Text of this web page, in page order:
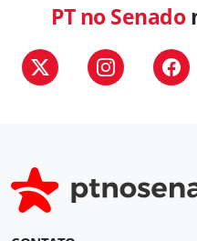
PT no Senado